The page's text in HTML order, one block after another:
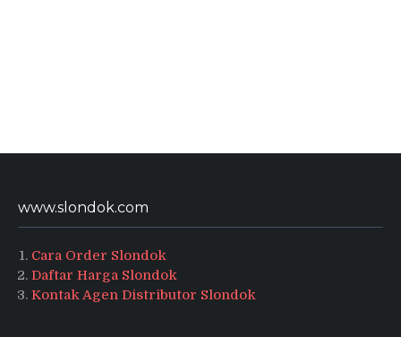
www.slondok.com
Cara Order Slondok
Daftar Harga Slondok
Kontak Agen Distributor Slondok